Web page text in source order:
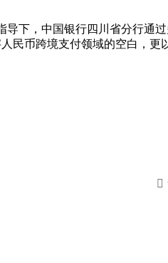
导下，中国银行四川省分行
民币跨境支付领域的空白，
